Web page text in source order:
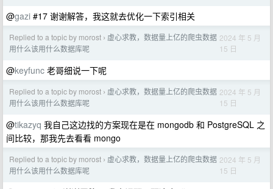
@gazi #17 谢谢解答，我这就去优化一下索引相关
Replied to a topic by morost › 虚心求教，数据量上亿的爬虫数据
用什么该用什么数据库呢
2024 年 5 月
15 日
@keyfunc 老哥细说一下呢
Replied to a topic by morost › 虚心求教，数据量上亿的爬虫数据
用什么该用什么数据库呢
2024 年 5 月
15 日
@tikazyq 我自己这边找的方案现在是在 mongodb 和 PostgreSQL 之
间比较，那我先去看看 mongo
Replied to a topic by morost › 虚心求教，数据量上亿的爬虫数据
用什么该用什么数据库呢
2024 年 5 月
15 日